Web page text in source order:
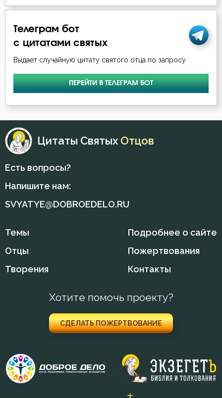
Монастырь
Монах
Наказание
Намерение
Начальство
Нищета
Оправдание себя
Оскорбление
Осуждение
Отчаяние
Телеграм бот
с цитатами святых
Выдает случайную цитату святого отца по запросу
ПЕРЕЙТИ В ТЕЛЕГРАМ БОТ
Цитаты Святых Отцов
Есть вопросы?
Напишите нам:
SVYATYE@DOBROEDELO.RU
Темы
Отцы
Творения
Подробнее о сайте
Пожертвования
Контакты
Хотите помочь проекту?
СДЕЛАТЬ ПОЖЕРТВОВАНИЕ